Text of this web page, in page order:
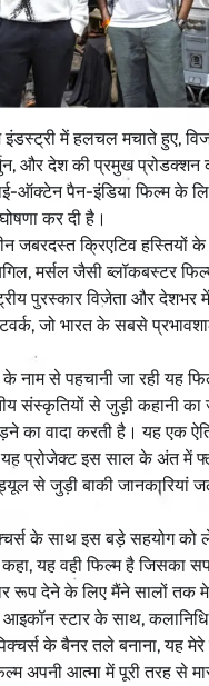
इंडस्ट्री में हलचल मचाते हुए,
और देश की प्रमुख प्रोडक्शन
ऑक्टेन पैन-इंडिया फिल्म के
कर दी है।
जबरदस्त क्रिएटिव हस्तियों
मर्सल जैसी ब्लॉकबस्टर
पुरस्कार विजेता और
जो भारत के सबसे
नाम से पहचानी जा रही यह
संस्कृतियों से जुड़ी कहानी
का वादा करती है। यह एक
प्रोजेक्ट इस साल के अंत में
से जुड़ी बाकी जानकारियां
के साथ इस बड़े सहयोग को
यह वही फिल्म है जिसका
रूप देने के लिए मैंने सालों
स्टार के साथ, कलानिधि
के बैनर तले बनाना, यह
अपनी आत्मा में पूरी तरह से